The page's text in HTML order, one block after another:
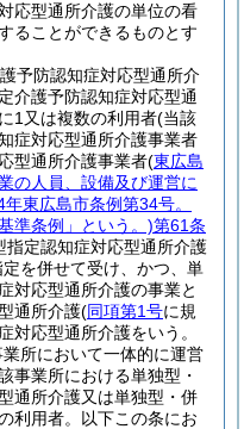
応型通所介護の単位の看
ることができるものとす
予防認知症対応型通所介
介護予防認知症対応型通
1又は複数の利用者(当該
症対応型通所介護事業者
型通所介護事業者(東広島
の人員、設備及び運営に
東広島市条例第34号。
準条例」という。)第61条
指定認知症対応型通所介護
定を併せて受け、かつ、単
対応型通所介護の事業と
通所介護(同項第1号に規
対応型通所介護をいう。
所において一体的に運営
事業所における単独型・
通所介護又は単独型・併
利用者。以下この条にお